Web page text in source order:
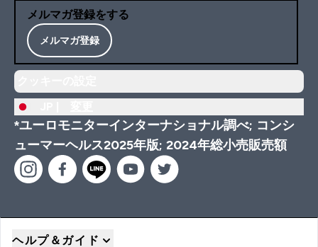
メルマガ登録をする
メルマガ登録
*ユーロモニターインターナショナル調べ; コンシ
ューマーヘルス2025年版; 2024年総小売販売額
ヘルプ＆ガイド